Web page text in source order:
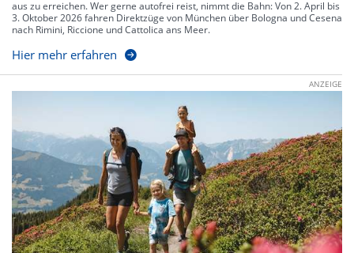
aus zu erreichen. Wer gerne autofrei reist, nimmt die Bahn: Von 2. April bis
3. Oktober 2026 fahren Direktzüge von München über Bologna und Cesena
nach Rimini, Riccione und Cattolica ans Meer.
Hier mehr erfahren
ANZEIGE